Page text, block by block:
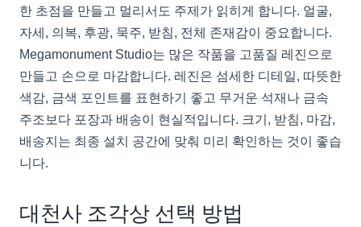
한 초점을 만들고 멀리서도 주제가 읽히게 합니다. 얼굴,
자세, 의복, 후광, 묵주, 받침, 전체 존재감이 중요합니다.
Megamonument Studio는 많은 작품을 고품질 레진으로
만들고 손으로 마감합니다. 레진은 섬세한 디테일, 따뜻한
색감, 금색 포인트를 표현하기 좋고 무거운 석재나 금속
주조보다 포장과 배송이 현실적입니다. 크기, 받침, 마감,
배송지는 최종 설치 공간에 맞춰 미리 확인하는 것이 좋습
니다.
대천사 조각상 선택 방법